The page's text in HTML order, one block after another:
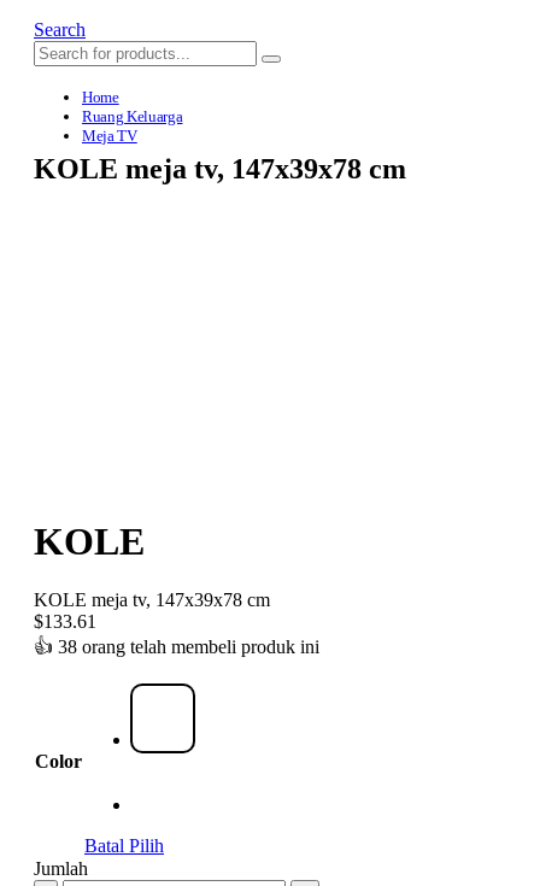
Search
Home
Ruang Keluarga
Meja TV
KOLE meja tv, 147x39x78 cm
KOLE
KOLE meja tv, 147x39x78 cm
$133.61
👍 38 orang telah membeli produk ini
Color
Batal Pilih
Jumlah